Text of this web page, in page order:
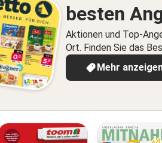
besten
Aktionen und Top-
Ort. Finden Sie das
Mehr